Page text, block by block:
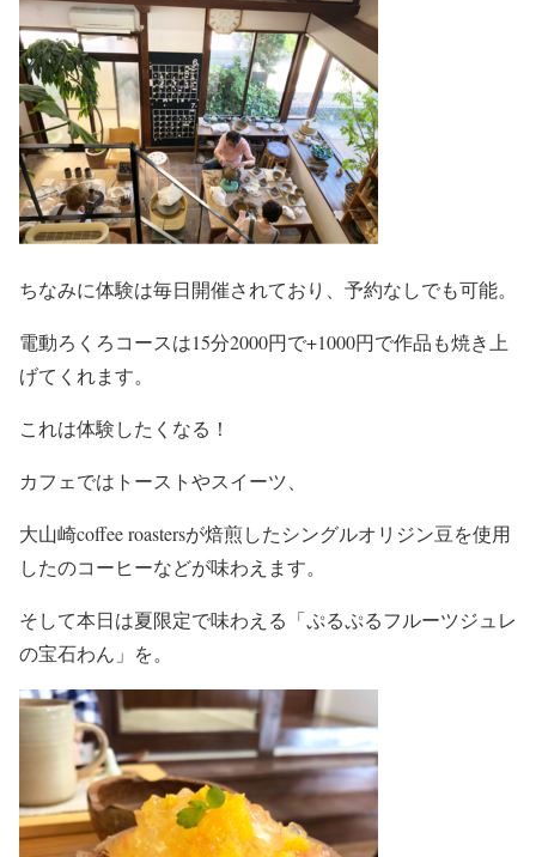
ちなみに体験は毎日開催されており、予約なしでも可能。
電動ろくろコースは15分2000円で+1000円で作品も焼き上
げてくれます。
これは体験したくなる！
カフェではトーストやスイーツ、
大山崎coffee roastersが焙煎したシングルオリジン豆を使用
したのコーヒーなどが味わえます。
そして本日は夏限定で味わえる「ぷるぷるフルーツジュレ
の宝石わん」を。